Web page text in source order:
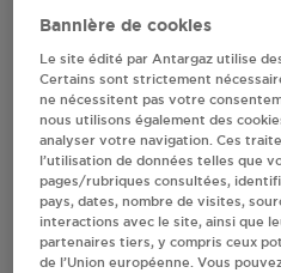
des revendeurs Antargaz à
de bouteilles de gaz.
1
à MURAT
Bannière de cookies
Le site édité par Antargaz utilise
Certains sont strictement
ne nécessitent pas votre
nous utilisons également des
analyser votre navigation. Ces
l’utilisation de données telles que
pages/rubriques consultées,
pays, dates, nombre de visites,
interactions avec le site, ainsi que
partenaires tiers, y compris ceux
de l’Union européenne. Vous